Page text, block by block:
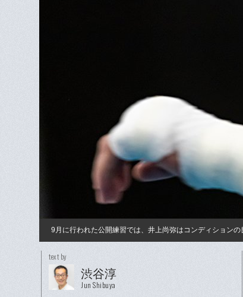
9月に行われた公開練習では、井上尚弥はコンディション
text by
渋谷淳
Jun Shibuya